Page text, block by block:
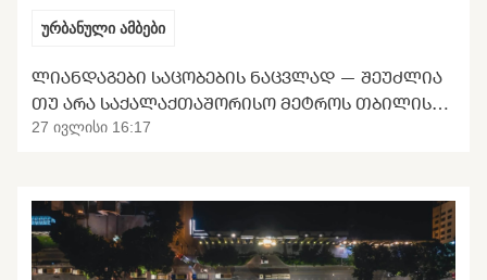
ურბანული ამბები
ᲚᲘᲐᲜᲓᲐᲒᲔᲑᲘ ᲡᲐᲪᲝᲑᲔᲑᲘᲡ ᲜᲐᲪᲕᲚᲐᲓ — ᲨᲔᲣᲫᲚᲘᲐ
ᲗᲣ ᲐᲠᲐ ᲡᲐᲥᲐᲚᲐᲥᲗᲐᲨᲝᲠᲘᲡᲝ ᲛᲔᲢᲠᲝᲡ ᲗᲑᲘᲚᲘᲡᲘᲡ
ᲒᲐᲜᲢᲕᲘᲠᲗᲕᲐ
27 ივლისი 16:17